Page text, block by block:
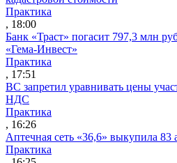
Практика
, 18:00
Банк «Траст» погасит 797,3 млн
«Гема-Инвест»
Практика
, 17:51
ВС запретил уравнивать цены
НДС
Практика
, 16:26
Аптечная сеть «36,6» выкупила 83
Практика